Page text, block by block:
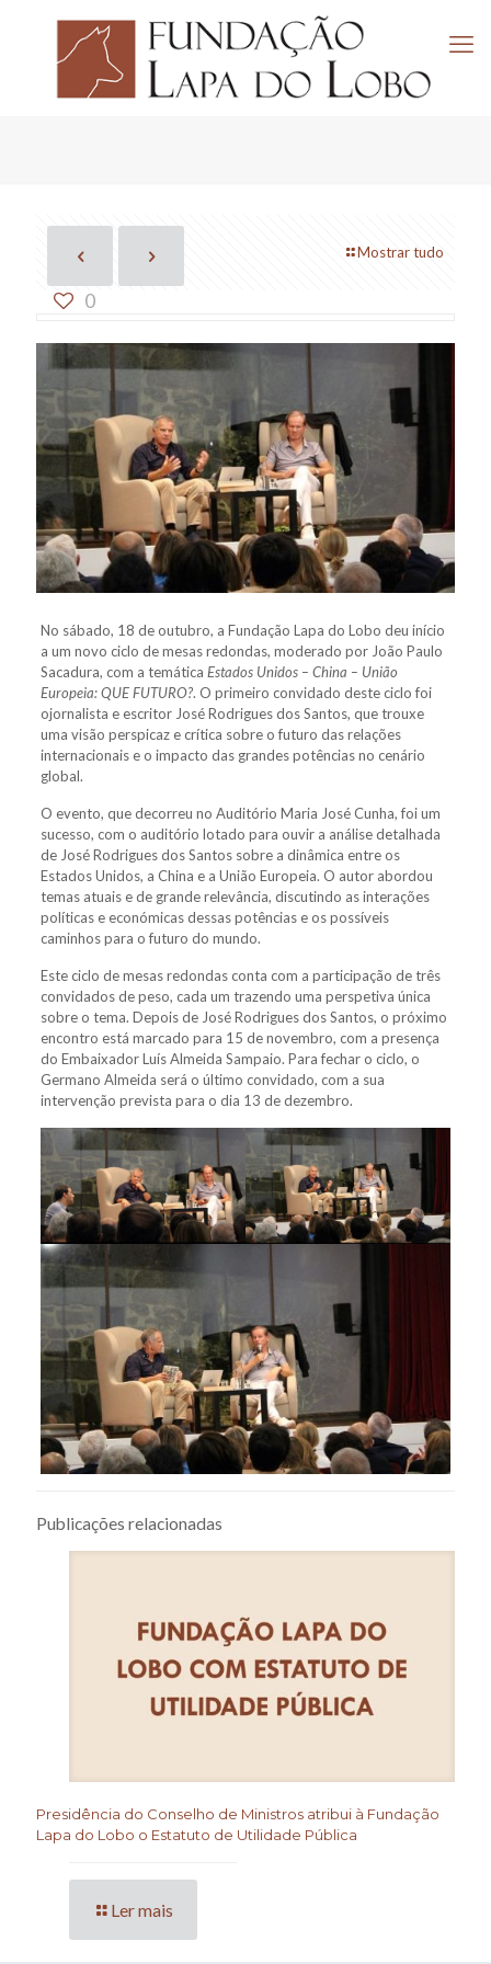
Mostrar tudo
0
No sábado, 18 de outubro, a Fundação Lapa do Lobo deu início
a um novo ciclo de mesas redondas, moderado por João Paulo
Sacadura, com a temática Estados Unidos – China – União
Europeia: QUE FUTURO?. O primeiro convidado deste ciclo foi
ojornalista e escritor José Rodrigues dos Santos, que trouxe
uma visão perspicaz e crítica sobre o futuro das relações
internacionais e o impacto das grandes potências no cenário
global.
O evento, que decorreu no Auditório Maria José Cunha, foi um
sucesso, com o auditório lotado para ouvir a análise detalhada
de José Rodrigues dos Santos sobre a dinâmica entre os
Estados Unidos, a China e a União Europeia. O autor abordou
temas atuais e de grande relevância, discutindo as interações
políticas e económicas dessas potências e os possíveis
caminhos para o futuro do mundo.
Este ciclo de mesas redondas conta com a participação de três
convidados de peso, cada um trazendo uma perspetiva única
sobre o tema. Depois de José Rodrigues dos Santos, o próximo
encontro está marcado para 15 de novembro, com a presença
do Embaixador Luís Almeida Sampaio. Para fechar o ciclo, o
Germano Almeida será o último convidado, com a sua
intervenção prevista para o dia 13 de dezembro.
Publicações relacionadas
Presidência do Conselho de Ministros atribui à Fundação
Lapa do Lobo o Estatuto de Utilidade Pública
Ler mais